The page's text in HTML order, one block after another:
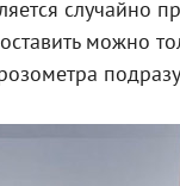
случайно
можно